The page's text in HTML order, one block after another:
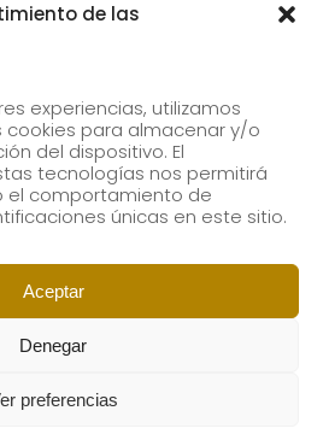
de las
experiencias, utilizamos
para almacenar y/o
del dispositivo. El
tecnologías nos permitirá
el comportamiento de
únicas en este sitio.
Aceptar
Denegar
preferencias
to receive our news by